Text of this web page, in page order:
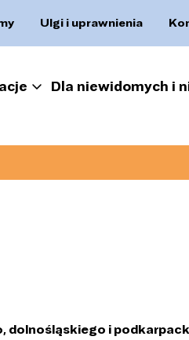
Ulgi i uprawnienia
Dla niewidomych i
dolnośląskiego i